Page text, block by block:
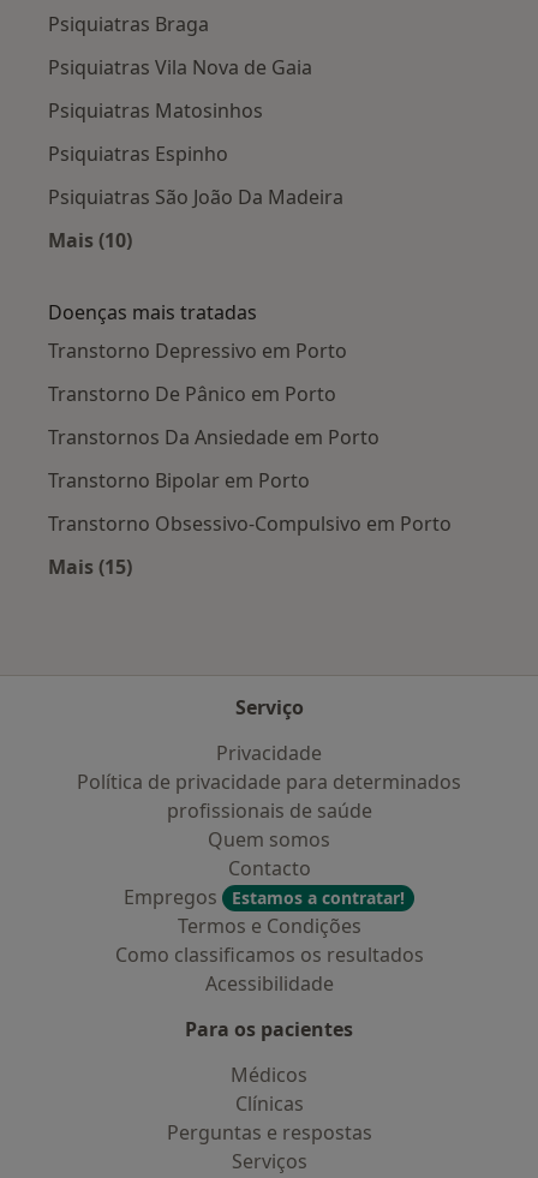
Psiquiatras Braga
Psiquiatras Vila Nova de Gaia
Psiquiatras Matosinhos
Psiquiatras Espinho
Psiquiatras São João Da Madeira
Mais (10)
Doenças mais tratadas
Transtorno Depressivo em Porto
Transtorno De Pânico em Porto
Transtornos Da Ansiedade em Porto
Transtorno Bipolar em Porto
Transtorno Obsessivo-Compulsivo em Porto
Mais (15)
Serviço
Privacidade
Política de privacidade para determinados
profissionais de saúde
Quem somos
Contacto
Empregos
Estamos a contratar!
Termos e Condições
Como classificamos os resultados
Acessibilidade
Para os pacientes
Médicos
Clínicas
Perguntas e respostas
Serviços